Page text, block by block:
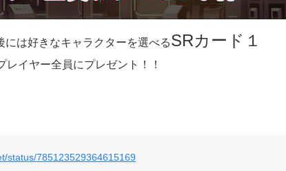
には好きなキャラクターを選べるSRカード１
レイヤー全員にプレゼント！！
status/785123529364615169